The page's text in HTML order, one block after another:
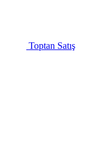
Toptan Satış